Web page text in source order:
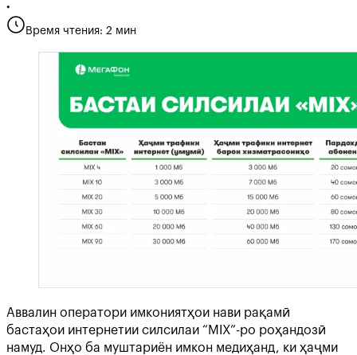
•
Время чтения: 2 мин
Аввалин оператори имкониятҳои нави рақамӣ
бастаҳои интернетии силсилаи “MIX”-ро роҳандозӣ
намуд. Онҳо ба муштариён имкон медиҳанд, ки ҳаҷми